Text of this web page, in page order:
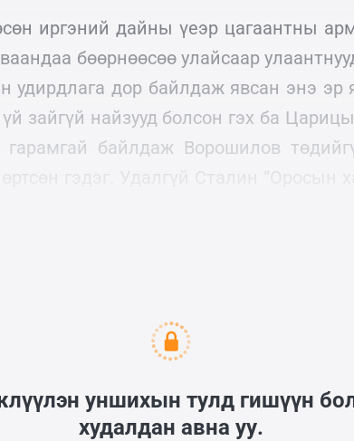
иргэний дайны үеэр цагаантны
бөөрнөөсөө улайсаар
удирдлага дор байлдаж явсан энэ эр
зайгүй найзууд болсон гэх ба
гарамгай байлдаж Ворошилов
уншихын тулд гишүүн
худалдан авна уу.